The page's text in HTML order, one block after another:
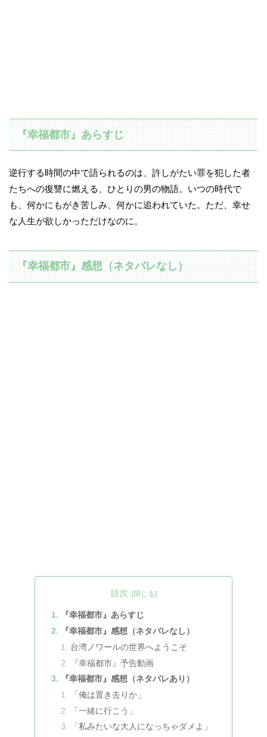
『幸福都市』あらすじ
逆行する時間の中で語られるのは、許しがたい罪を犯した者
たちへの復讐に燃える、ひとりの男の物語。いつの時代で
も、何かにもがき苦しみ、何かに追われていた。ただ、幸せ
な人生が欲しかっただけなのに。
『幸福都市』感想（ネタバレなし）
目次
『幸福都市』あらすじ
『幸福都市』感想（ネタバレなし）
台湾ノワールの世界へようこそ
『幸福都市』予告動画
『幸福都市』感想（ネタバレあり）
「俺は置き去りか」
「一緒に行こう」
「私みたいな大人になっちゃダメよ」